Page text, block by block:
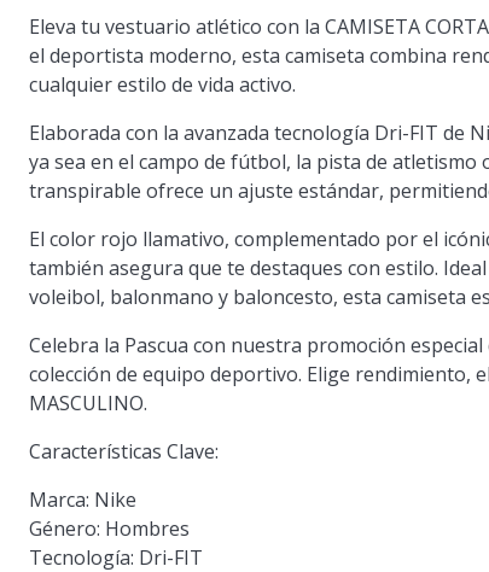
Eleva tu vestuario atlético con la CAMISETA
el deportista moderno, esta camiseta combina
cualquier estilo de vida activo.
Elaborada con la avanzada tecnología Dri-FIT de
ya sea en el campo de fútbol, la pista de atletismo
transpirable ofrece un ajuste estándar,
El color rojo llamativo, complementado por el
también asegura que te destaques con estilo.
voleibol, balonmano y baloncesto, esta camiseta
Celebra la Pascua con nuestra promoción
colección de equipo deportivo. Elige rendimiento,
MASCULINO.
Características Clave:
Marca: Nike
Género: Hombres
Tecnología: Dri-FIT